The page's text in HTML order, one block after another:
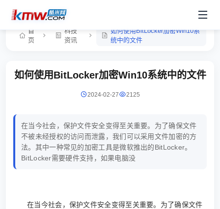
首
页
科技
资讯
如何使用BitLocker加密Win10系
统中的文件
如何使用BitLocker加密Win10系统中的文件
2024-02-27 2125
在当今社会，保护文件安全变得至关重要。为了确保文件
不被未经授权的访问而泄露，我们可以采用文件加密的方
法。其中一种常见的加密工具是微软推出的BitLocker。
BitLocker需要硬件支持，如果电脑没
在当今社会，保护文件安全变得至关重要。为了确保文件